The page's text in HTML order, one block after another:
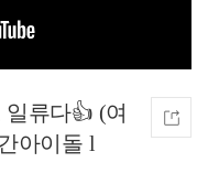
류다👍 (여
아이돌 l